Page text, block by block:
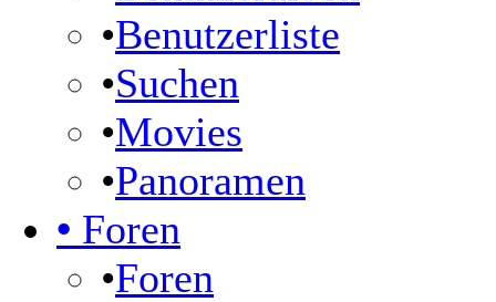
•Benutzerliste
•Suchen
•Movies
•Panoramen
• Foren
•Foren